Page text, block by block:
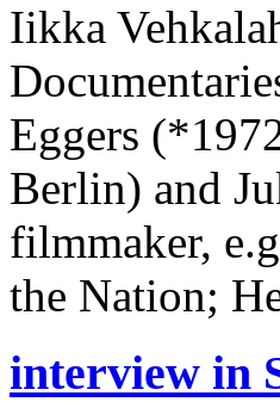
Iikka
Eggers
Berlin) and
filmmaker,
the Nation;
interview in